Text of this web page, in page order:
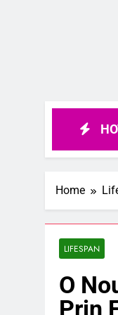
rapidă a rănilor?
Home
LIFESPAN
O
Prin